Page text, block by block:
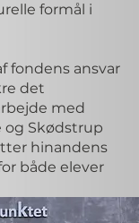
formål i
fondens ansvar
det
med
og Skødstrup
hinandens
både elever